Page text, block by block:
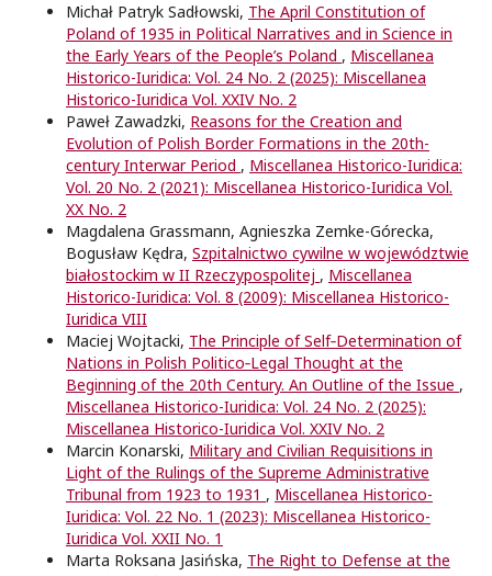
Michał Patryk Sadłowski, The April Constitution of
Poland of 1935 in Political Narratives and in Science in
the Early Years of the People’s Poland , Miscellanea
Historico-Iuridica: Vol. 24 No. 2 (2025): Miscellanea
Historico-Iuridica Vol. XXIV No. 2
Paweł Zawadzki, Reasons for the Creation and
Evolution of Polish Border Formations in the 20th-
century Interwar Period , Miscellanea Historico-Iuridica:
Vol. 20 No. 2 (2021): Miscellanea Historico-Iuridica Vol.
XX No. 2
Magdalena Grassmann, Agnieszka Zemke-Górecka,
Bogusław Kędra, Szpitalnictwo cywilne w województwie
białostockim w II Rzeczypospolitej , Miscellanea
Historico-Iuridica: Vol. 8 (2009): Miscellanea Historico-
Iuridica VIII
Maciej Wojtacki, The Principle of Self‑Determination of
Nations in Polish Politico‑Legal Thought at the
Beginning of the 20th Century. An Outline of the Issue ,
Miscellanea Historico-Iuridica: Vol. 24 No. 2 (2025):
Miscellanea Historico-Iuridica Vol. XXIV No. 2
Marcin Konarski, Military and Civilian Requisitions in
Light of the Rulings of the Supreme Administrative
Tribunal from 1923 to 1931 , Miscellanea Historico-
Iuridica: Vol. 22 No. 1 (2023): Miscellanea Historico-
Iuridica Vol. XXII No. 1
Marta Roksana Jasińska, The Right to Defense at the